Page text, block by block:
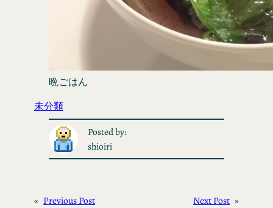
晩ごはん
未分類
Posted by:
shioiri
« Previous Post Next Post »